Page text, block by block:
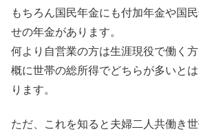
もちろん国民年金にも付加年金や国
せの年金があります。
何より自営業の方は生涯現役で働く
概に世帯の総所得でどちらが多いと
ります。
ただ、これを知ると夫婦二人共働き